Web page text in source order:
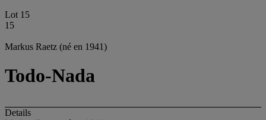
Lot 15
15
Markus Raetz (né en 1941)
Todo-Nada
Details